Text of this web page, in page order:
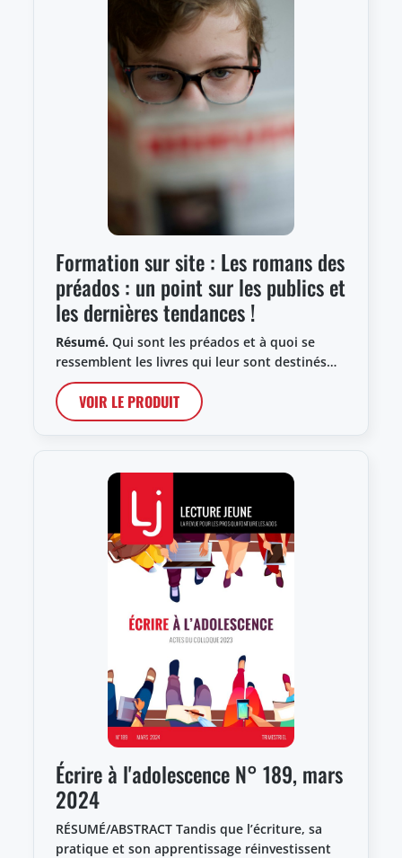
Formation sur site : Les romans des
préados : un point sur les publics et
les dernières tendances !
Résumé. Qui sont les préados et à quoi se
ressemblent les livres qui leur sont destinés…
VOIR LE PRODUIT
Écrire à l'adolescence N° 189, mars
2024
RÉSUMÉ/ABSTRACT Tandis que l’écriture, sa
pratique et son apprentissage réinvestissent